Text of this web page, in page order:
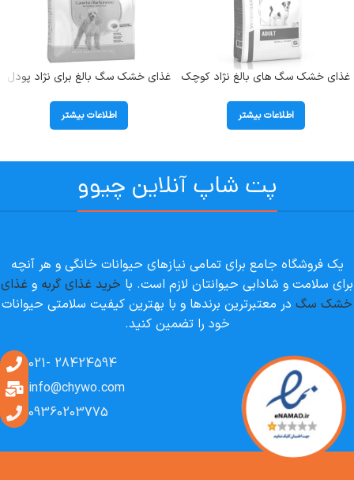
غذای خشک سگ های بالغ نژاد کوچک
کیلوگرم
اطلاعات بیشتر
غذای خشک سگ بالغ برای نژاد پودل
کیلوگرم
اطلاعات بیشتر
پت شاپ آنلاین چیوو
یک فروشگاه جامع برای تمامی نیازهای حیوانات خانگی و هر آنچه
برای سلامت و شادابی حیوانتان لازم است. با خرید غذای گربه و غذای
خشک سگ در معتبرترین برندها و با بهترین کیفیت سلامتی حیوانات
خود را تضمین کنید.
28424594 -021
info@chywo.com
09360203775